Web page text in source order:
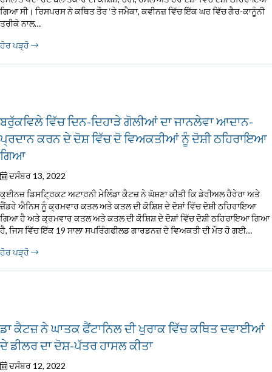
ਗਿਆ ਸੀ। ਰਿਸਪਰਸ ਨੇ ਕਥਿਤ ਤੌਰ ‘ਤੇ ਜਮੈਕਾ, ਕਵੀਨਜ਼ ਵਿੱਚ ਇੱਕ ਘਰ ਵਿੱਚ ਗੈਰ-ਕਾਨੂੰਨੀ
ਤਰੀਕੇ ਨਾਲ…
ਹੋਰ ਪੜ੍ਹੋ
ਬਰੁੱਕਵਿਲੇ ਵਿੱਚ ਦਿਨ-ਦਿਹਾੜੇ ਗੋਲੀਆਂ ਦਾ ਜਾਨਲੇਵਾ ਆਦਾਨ-
ਪ੍ਰਦਾਨ ਕਰਨ ਦੇ ਦੋਸ਼ ਵਿੱਚ ਦੋ ਵਿਅਕਤੀਆਂ ਨੂੰ ਦੋਸ਼ੀ ਠਹਿਰਾਇਆ
ਗਿਆ
ਦਸੰਬਰ 13, 2022
ਕੁਈਨਜ਼ ਡਿਸਟ੍ਰਿਕਟ ਅਟਾਰਨੀ ਮੇਲਿੰਡਾ ਕੈਟਜ਼ ਨੇ ਘੋਸ਼ਣਾ ਕੀਤੀ ਕਿ ਡੇਰੀਅਲ ਹੈਰੇਰਾ ਅਤੇ
ਜ਼ੈਂਡਰੇ ਐਨਿਸ ਨੂੰ ਕ੍ਰਮਵਾਰ ਕਤਲ ਅਤੇ ਕਤਲ ਦੀ ਕੋਸ਼ਿਸ਼ ਦੇ ਦੋਸ਼ਾਂ ਵਿੱਚ ਦੋਸ਼ੀ ਠਹਿਰਾਇਆ
ਗਿਆ ਹੈ ਅਤੇ ਕ੍ਰਮਵਾਰ ਕਤਲ ਅਤੇ ਕਤਲ ਦੀ ਕੋਸ਼ਿਸ਼ ਦੇ ਦੋਸ਼ਾਂ ਵਿੱਚ ਦੋਸ਼ੀ ਠਹਿਰਾਇਆ ਗਿਆ
ਹੈ, ਜਿਸ ਵਿੱਚ ਇੱਕ 19 ਸਾਲਾ ਸਪਰਿੰਗਫੀਲਡ ਗਾਰਡਨਜ਼ ਦੇ ਵਿਅਕਤੀ ਦੀ ਮੌਤ ਹੋ ਗਈ…
ਹੋਰ ਪੜ੍ਹੋ
ਡਾ ਕੈਟਜ਼ ਨੇ ਘਾਤਕ ਫੈਂਟਾਨਿਲ ਦੀ ਖੁਰਾਕ ਵਿੱਚ ਕਥਿਤ ਦਵਾਈਆਂ
ਦੇ ਡੀਲਰ ਦਾ ਦੋਸ਼-ਪੱਤਰ ਹਾਸਲ ਕੀਤਾ
ਦਸੰਬਰ 12, 2022